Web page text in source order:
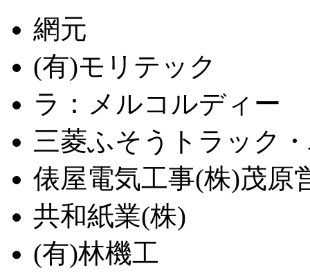
網元
(有)モリテック
ラ：メルコルディー
三菱ふそうトラック
俵屋電気工事(株)茂原
共和紙業(株)
(有)林機工